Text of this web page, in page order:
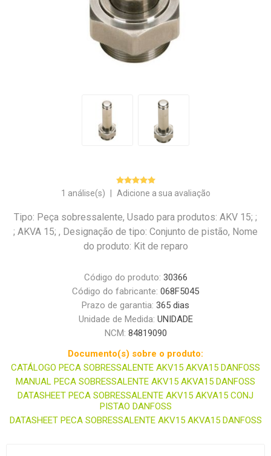
1 análise(s) Adicione a sua avaliação
Tipo: Peça sobressalente, Usado para produtos: AKV 15; ;
; AKVA 15; , Designação de tipo: Conjunto de pistão, Nome
do produto: Kit de reparo
Código do produto: 30366
Código do fabricante: 068F5045
Prazo de garantia: 365 dias
Unidade de Medida: UNIDADE
NCM: 84819090
Documento(s) sobre o produto:
CATÁLOGO PECA SOBRESSALENTE AKV15 AKVA15 DANFOSS
MANUAL PECA SOBRESSALENTE AKV15 AKVA15 DANFOSS
DATASHEET PECA SOBRESSALENTE AKV15 AKVA15 CONJ
PISTAO DANFOSS
DATASHEET PECA SOBRESSALENTE AKV15 AKVA15 DANFOSS